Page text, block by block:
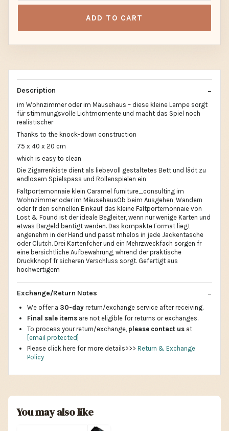
ADD TO CART
Description
im Wohnzimmer oder im Mäusehaus – diese kleine Lampe sorgt
für stimmungsvolle Lichtmomente und macht das Spiel noch
realistischer
Thanks to the knock-down construction
75 x 40 x 20 cm
which is easy to clean
Die Zigarrenkiste dient als liebevoll gestaltetes Bett und lädt zu
endlosem Spielspass und Rollenspielen ein
Faltportemonnaie klein Caramel furniture_consulting im
Wohnzimmer oder im MäusehausOb beim Ausgehen, Wandern
oder fr den schnellen Einkauf das kleine Faltportemonnaie von
Lost & Found ist der ideale Begleiter, wenn nur wenige Karten und
etwas Bargeld bentigt werden. Das kompakte Format liegt
angenehm in der Hand und passt mhelos in jede Jackentasche
oder Clutch. Drei Kartenfcher und ein Mehrzweckfach sorgen fr
eine bersichtliche Aufbewahrung, whrend der praktische
Druckknopf fr sicheren Verschluss sorgt. Gefertigt aus
hochwertigem
Exchange/Return Notes
We offer a 30-day return/exchange service after receiving.
Final sale items are not eligible for returns or exchanges.
To process your return/exchange, please contact us at
[email protected]
Please click here for more details>>> Return & Exchange
Policy
You may also like